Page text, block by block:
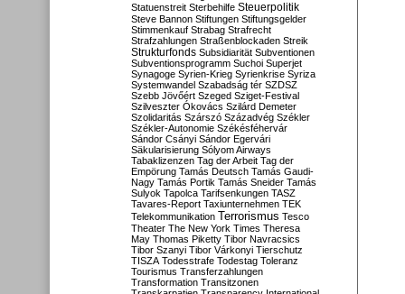
Statuenstreit Sterbehilfe Steuerpolitik
Steve Bannon Stiftungen Stiftungsgelder
Stimmenkauf Strabag Strafrecht
Strafzahlungen Straßenblockaden Streik
Strukturfonds Subsidiarität Subventionen
Subventionsprogramm Suchoi Superjet
Synagoge Syrien-Krieg Syrienkrise Syriza
Systemwandel Szabadság tér SZDSZ
Szebb Jövőért Szeged Sziget-Festival
Szilveszter Ókovács Szilárd Demeter
Szolidaritás Szárszó Századvég Székler
Székler-Autonomie Székésféhervár
Sándor Csányi Sándor Egervári
Säkularisierung Sólyom Airways
Tabaklizenzen Tag der Arbeit Tag der
Empörung Tamás Deutsch Tamás Gaudi-
Nagy Tamás Portik Tamás Sneider Tamás
Sulyok Tapolca Tarifsenkungen TASZ
Tavares-Report Taxiunternehmen TEK
Telekommunikation Terrorismus Tesco
Theater The New York Times Theresa
May Thomas Piketty Tibor Navracsics
Tibor Szanyi Tibor Várkonyi Tierschutz
TISZA Todesstrafe Todestag Toleranz
Tourismus Transferzahlungen
Transformation Transitzonen